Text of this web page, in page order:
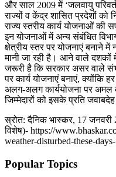
और साल 2009 में ‘जलवायु
राज्यों व केंद्र शासित प्रदेशों को
राज्य स्तरीय कार्य योजनाओं की
इन योजनाओं में अन्य संबंधित
क्षेत्रीय स्तर पर योजनाएं बनाने में
मानी जा रही है। आने वाले दशकों
जरूरी है कि सरकार असर वाले
पर कार्य योजनाएं बनाएं, क्योंकि
अलग-अलग कार्ययोजना पर अमल
जिम्मेदारों को इसके प्रति जवाबदेह
स्रोत: दैनिक भास्कर, 17 जनवरी
विशेष)- https://
weather-disturbed-these-
Popular Topics